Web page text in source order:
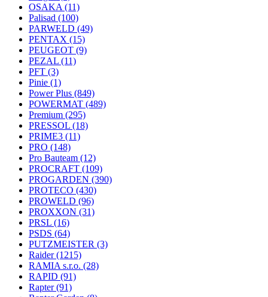
OSAKA (11)
Palisad (100)
PARWELD (49)
PENTAX (15)
PEUGEOT (9)
PEZAL (11)
PFT (3)
Pinie (1)
Power Plus (849)
POWERMAT (489)
Premium (295)
PRESSOL (18)
PRIME3 (11)
PRO (148)
Pro Bauteam (12)
PROCRAFT (109)
PROGARDEN (390)
PROTECO (430)
PROWELD (96)
PROXXON (31)
PRSL (16)
PSDS (64)
PUTZMEISTER (3)
Raider(1215)
RAMIA s.r.o. (28)
RAPID (91)
Rapter(91)